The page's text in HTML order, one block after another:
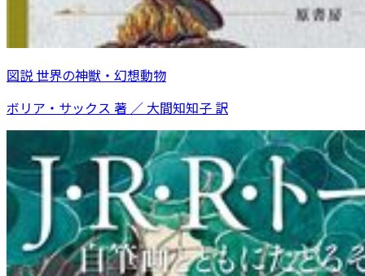
図説 世界の神獣・幻想動物
ボリア・サックス 著 ／ 大間知知子 訳